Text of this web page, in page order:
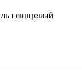
глянцевый